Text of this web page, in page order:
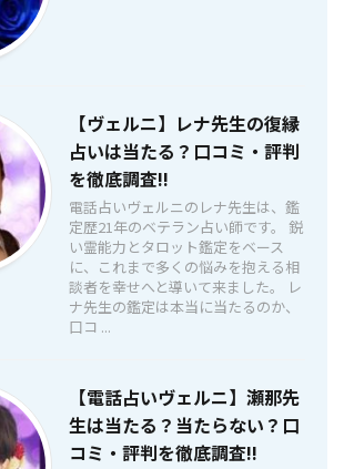
【ヴェルニ】レナ先生の復縁
占いは当たる？口コミ・評判
を徹底調査!!
電話占いヴェルニのレナ先生は、鑑
定歴21年のベテラン占い師です。 鋭
い霊能力とタロット鑑定をベース
に、これまで多くの悩みを抱える相
談者を幸せへと導いて来ました。 レ
ナ先生の鑑定は本当に当たるのか、
口コ ...
【電話占いヴェルニ】瀬那先
生は当たる？当たらない？口
コミ・評判を徹底調査!!